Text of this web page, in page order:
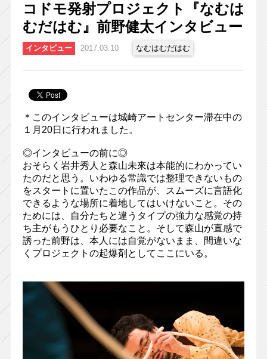
コドモ発射プロジェクト『なむは
むだはむ』前野健太インタビュー
インタビュー 2017.03.10 なむはむだはむ
＊このインタビューは城崎アートセンター滞在中の
１月20日に行われました。
◎インタビューの前に◎
おそらく岩井秀人と森山未來は本能的にわかってい
たのだと思う。いわゆる常識では整理できないもの
をスタートに置いたこの作品が、スムーズに言語化
できるような場所に着地してはいけないこと。その
ためには、自分たちと違うタイプの強力な感覚の持
ち主がもうひとり必要なこと。そして森山が直感で
誘った前野は、本人には自覚がないまま、間違いな
くプロジェクトの起爆剤としてここにいる。